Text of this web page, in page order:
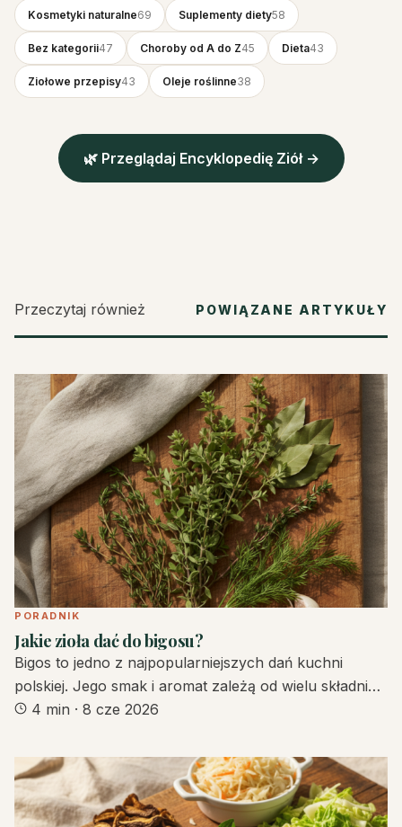
Kosmetyki naturalne69 Suplementy diety58
Bez kategorii47 Choroby od A do Z45 Dieta43
Ziołowe przepisy43 Oleje roślinne38
🌿 Przeglądaj Encyklopedię Ziół →
Przeczytaj również POWIĄZANE ARTYKUŁY
PORADNIK
Jakie zioła dać do bigosu?
Bigos to jedno z najpopularniejszych dań kuchni
polskiej. Jego smak i aromat zależą od wielu składni…
4 min · 8 cze 2026